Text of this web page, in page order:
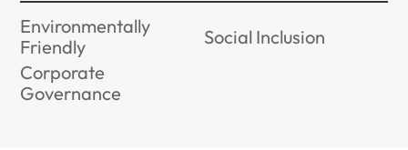
Environmentally
Friendly
Social Inclusion
Corporate
Governance